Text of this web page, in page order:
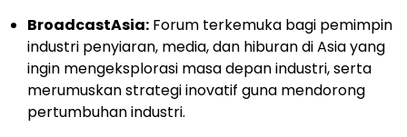
BroadcastAsia: Forum terkemuka bagi pemimpin
industri penyiaran, media, dan hiburan di Asia yang
ingin mengeksplorasi masa depan industri, serta
merumuskan strategi inovatif guna mendorong
pertumbuhan industri.